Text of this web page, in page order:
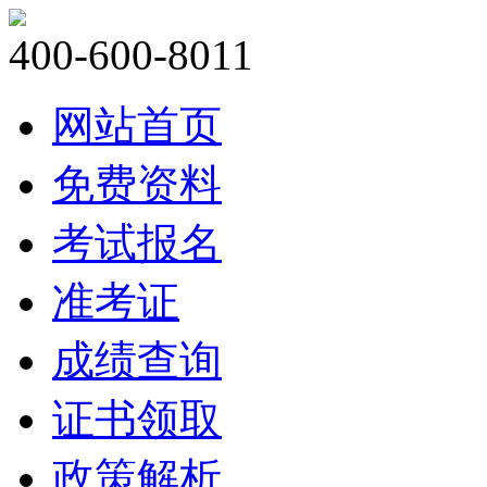
400-600-8011
网站首页
免费资料
考试报名
准考证
成绩查询
证书领取